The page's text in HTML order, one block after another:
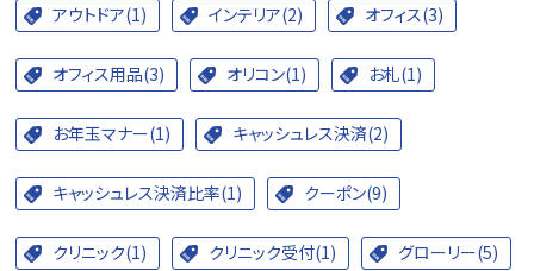
アウトドア(1) インテリア(2) オフィス(3)
オフィス用品(3) オリコン(1) お札(1)
お年玉マナー(1) キャッシュレス決済(2)
キャッシュレス決済比率(1) クーポン(9)
クリニック(1) クリニック受付(1) グローリー(5)